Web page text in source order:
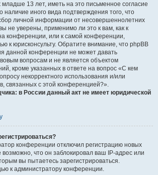
13 лет, иметь на это письменное согласие
наличие иного вида подтверждения того, что
личной информации от несовершеннолетних
не уверены, применимо ли это к вам, как к
конференции, или к самой конференции,
к юрисконсульту. Обратите внимание, что phpBB
данной конференции не может давать
вопросам и не является объектом
кроме указанных в ответе на вопрос «С кем
некорректного использования и/или
связанных с этой конференцией?».
в России данный акт не имеет юридической
конференции отключил регистрацию новых
возможно, что он заблокировал ваш IP-адрес или
вы пытаетесь зарегистрироваться.
к администратору конференции.